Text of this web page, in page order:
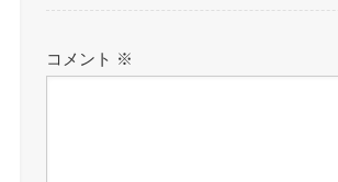
コメント ※